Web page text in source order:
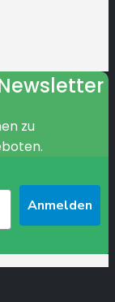
zu
Anmelden